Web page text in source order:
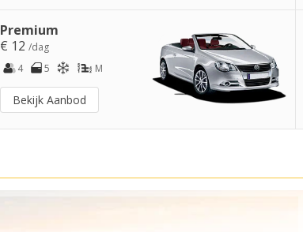
Premium
€ 12/dag
4
5 M
Bekijk Aanbod